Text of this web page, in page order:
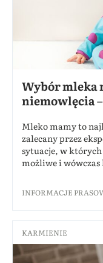
Wybór mleka
niemowlęcia
Mleko mamy to
zalecany przez
sytuacje, w
możliwe i wówczas
INFORMACJE
KARMIENIE